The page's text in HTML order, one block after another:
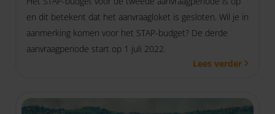
en dit betekent dat het aanvraagloket is gesloten. Wil je in
aanmerking komen voor het STAP-budget? De derde
aanvraagperiode start op 1 juli 2022.
Lees verder